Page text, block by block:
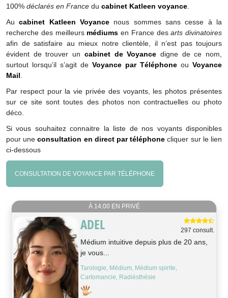
100% déclarés en France du cabinet Katleen voyance
Aucabinet Katleen Voyance nous sommes sans cesse à la
recherche des meilleurs médiums en France desarts divinatoires
afin de satisfaire au mieux notre clientèle, il n’est pas toujours
évident de trouver un cabinet de Voyance digne de ce nom,
surtout lorsqu’il s’agit de Voyance par Téléphone ou Voyance
Mail
Par respect pour la vie privée des voyants, les photos présentes
sur ce site sont toutes des photos non contractuelles ou photo
déco.
Si vous souhaitez connaitre la liste de nos voyants disponibles
pour uneconsultation en direct par téléphone cliquer sur le lien
ci-dessous
CONSULTATION DE VOYANCE PAR TÉLÉPHONE
À 14:00 EN PRIVÉ
ADEL 297 consult.
Médium intuitive depuis plus de 20 ans,
je vous...
Tarologie, Médium, Médium spirite,
Cartomancie, Radiésthésie